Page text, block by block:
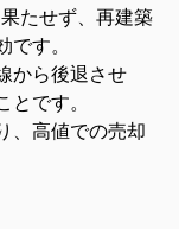
たせず、再建築
です。
から後退させ
とです。
、高値での売却